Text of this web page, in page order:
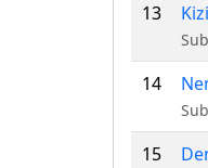
13
14
15